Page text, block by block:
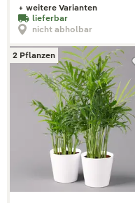
+ weitere Varianten
lieferbar
nicht abholbar
2 Pflanzen